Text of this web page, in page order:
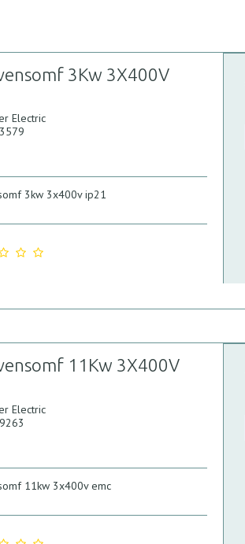
3Kw 3X400V
Electric
3kw 3x400v ip21
11Kw 3X400V
Electric
11kw 3x400v emc